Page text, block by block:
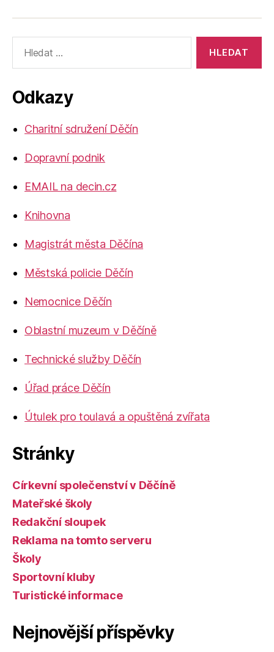
vyhledávání:
Odkazy
Charitní sdružení Děčín
Dopravní podnik
EMAIL na decin.cz
Knihovna
Magistrát města Děčína
Městská policie Děčín
Nemocnice Děčín
Oblastní muzeum v Děčíně
Technické služby Děčín
Úřad práce Děčín
Útulek pro toulavá a opuštěná zvířata
Stránky
Církevní společenství v Děčíně
Mateřské školy
Redakční sloupek
Reklama na tomto serveru
Školy
Sportovní kluby
Turistické informace
Nejnovější příspěvky